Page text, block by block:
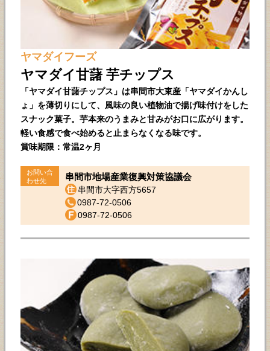
ヤマダイフーズ
ヤマダイ甘藷 芋チップス
「ヤマダイ甘藷チップス」は串間市大束産「ヤマダイかんし
ょ」を薄切りにして、風味の良い植物油で揚げ味付けをした
スナック菓子。芋本来のうまみと甘みがお口に広がります。
軽い食感で食べ始めると止まらなくなる味です。
賞味期限：常温2ヶ月
お問い合
わせ先
串間市地場産業復興対策協議会
串間市大字西方5657
0987-72-0506
0987-72-0506